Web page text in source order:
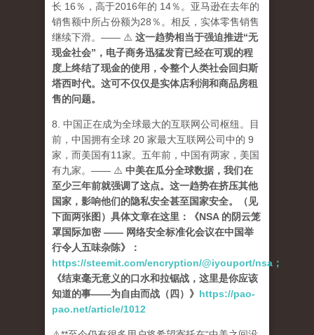
长 16％，高于2016年的 14％。亚马逊在去年的
销售额中所占份额为28％。相反，实体零售销售
继续下滑。—— ⚠️ 这一趋势相当于强迫推进“无
现金社会”，电子商务迅猛发育已经在可观的程
度上终结了现金的使用，令整个人类社会回归斯
塔西时代。这可不仅仅是实体店利润和商品房租
售的问题。
8. 中国正在成为全球最大的互联网公司枢纽。目
前，中国拥有全球 20 家最大互联网公司中的 9
家，而美国有11家。五年前，中国有两家，美国
有九家。—— ⚠️ 中美在瓜分全球数据，我们在
至少三年前就强调了这点。这一趋势在挤压其他
国家，影响他们的隐私安全甚至国家安全。（见
下面两张图）具体文章在这里：《NSA 的阴云笼
罩国际加密 —— 网络安全标准化会议在中国举
行令人五味杂陈》：
https://steemit.com/encryption/@iyouport/nsa；
《结束毫无意义的口水和拉锯战，这里是你应该
知道的事——为自由而战（四）》 https://pao-
pao.net/article/1012